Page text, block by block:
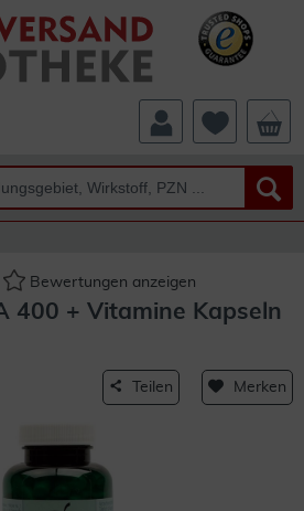
Bewertungen anzeigen
400 + Vitamine Kapseln
Teilen Merken